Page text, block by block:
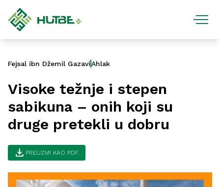
Fejsal ibn Džemil GazaviAhlak
Visoke težnje i stepen
sabikuna – onih koji su
druge pretekli u dobru
download PREUZMI KAO PDF.